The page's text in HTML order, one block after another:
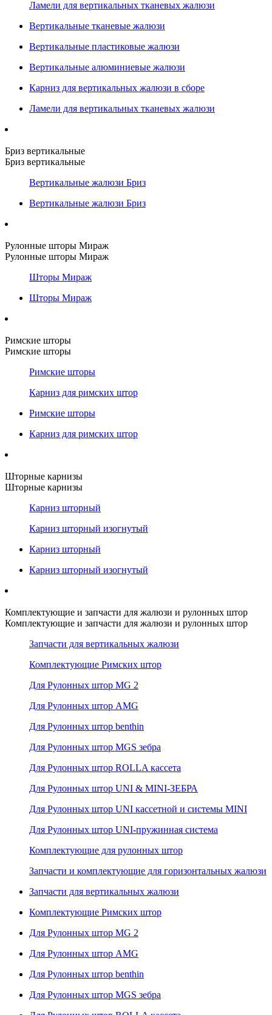
Ламели для вертикальных тканевых жалюзи
Вертикальные тканевые жалюзи
Вертикальные пластиковые жалюзи
Вертикальные алюминиевые жалюзи
Карниз для вертикальных жалюзи в сборе
Ламели для вертикальных тканевых жалюзи
Бриз вертикальные
Бриз вертикальные
Вертикальные жалюзи Бриз
Вертикальные жалюзи Бриз
Рулонные шторы Мираж
Рулонные шторы Мираж
Шторы Мираж
Шторы Мираж
Римские шторы
Римские шторы
Римские шторы
Карниз для римских штор
Римские шторы
Карниз для римских штор
Шторные карнизы
Шторные карнизы
Карниз шторный
Карниз шторный изогнутый
Карниз шторный
Карниз шторный изогнутый
Комплектующие и запчасти для жалюзи и рулонных штор
Комплектующие и запчасти для жалюзи и рулонных штор
Запчасти для вертикальных жалюзи
Комплектующие Римских штор
Для Рулонных штор MG 2
Для Рулонных штор AMG
Для Рулонных штор benthin
Для Рулонных штор MGS зебра
Для Рулонных штор ROLLA кассета
Для Рулонных штор UNI & MINI-ЗЕБРА
Для Рулонных штор UNI кассетной и системы MINI
Для Рулонных штор UNI-пружинная система
Комплектующие для рулонных штор
Запчасти и комплектующие для горизонтальных жалюзи
Запчасти для вертикальных жалюзи
Комплектующие Римских штор
Для Рулонных штор MG 2
Для Рулонных штор AMG
Для Рулонных штор benthin
Для Рулонных штор MGS зебра